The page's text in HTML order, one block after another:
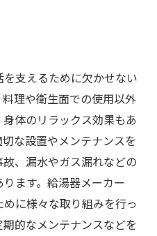
支えるために欠かせない
理や衛生面での使用以外
体のリラックス効果もあ
な設置やメンテナンスを
、漏水やガス漏れなどの
ます。給湯器メーカー
に様々な取り組みを行っ
的なメンテナンスなどを